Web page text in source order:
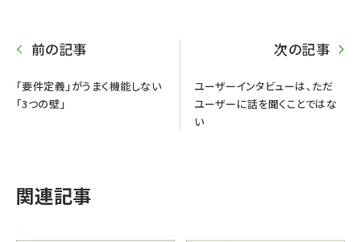
前の記事
「要件定義」がうまく機能しない
「3つの壁」
次の記事
ユーザーインタビューは、ただ
ユーザーに話を聞くことではな
い
関連記事